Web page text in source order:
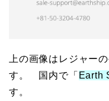
上の画像はレジャー
す。 国内で「 Earth
す。